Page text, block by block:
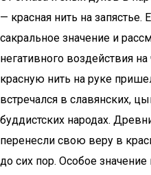
— красная нить на
сакральное значение и
негативного воздействия
красную нить на руке
встречался в славянских,
буддистских народах.
перенесли свою веру в
до сих пор. Особое